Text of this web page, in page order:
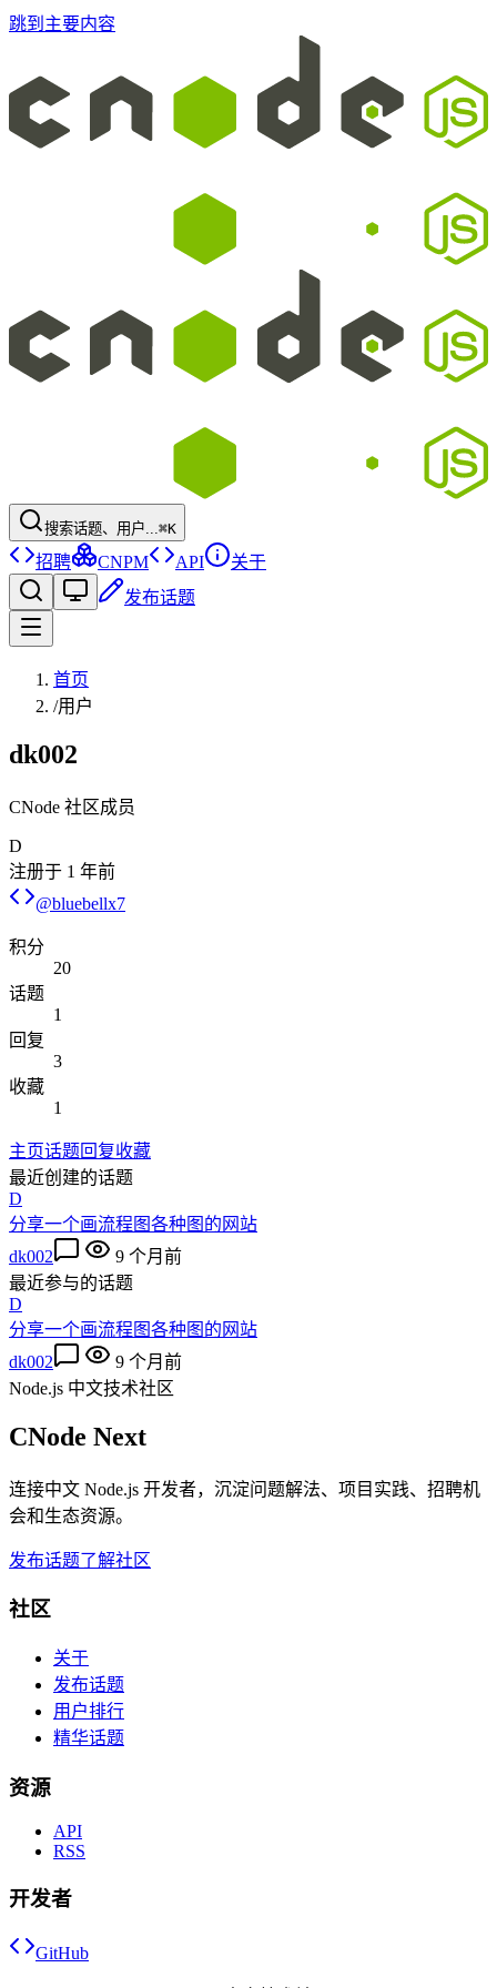
跳到主要内容
搜索话题、用户...⌘K
招聘 CNPM API
关于
发布话题
首页
/用户
dk002
CNode 社区成员
D
注册于 1 年前
@bluebellx7
积分
20
话题
1
回复
3
收藏
1
主页话题回复收藏
最近创建的话题
D
分享一个画流程图各种图的网站
dk002
9 个月前
最近参与的话题
D
分享一个画流程图各种图的网站
dk002
9 个月前
Node.js 中文技术社区
CNode Next
连接中文 Node.js 开发者，沉淀问题解法、项目实践、招聘机
会和生态资源。
发布话题了解社区
社区
关于
发布话题
用户排行
精华话题
资源
API
RSS
开发者
GitHub